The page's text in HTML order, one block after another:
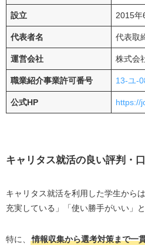
設立 2015年
代表者名 代表取
運営会社 株式会
職業紹介事業許可番号 13-ユ-
公式HP https://
キャリタス就活の良い評判・
キャリタス就活を利用した学生から
充実している」「使い勝手がいい」
特に、 情報収集から選考対策まで一